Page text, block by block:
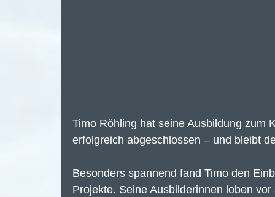
Timo Röhling hat seine Ausbildung zum
erfolgreich abgeschlossen – und bleibt
Besonders spannend fand Timo den
Projekte. Seine Ausbilderinnen loben